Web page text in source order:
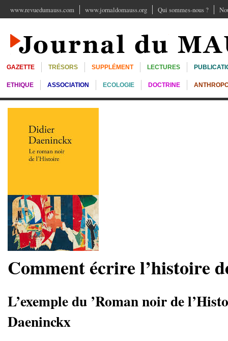
www.revuedumauss.com www.jornaldomauss.org Qui sommes-nous ?
GAZETTE TRÉSORS SUPPLÉMENT LECTURES
ETHIQUE ASSOCIATION ECOLOGIE DOCTRINE
Comment écrire l’histoire
L’exemple du ’Roman noir de
Daeninckx